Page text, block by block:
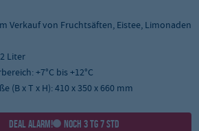
Verkauf von Fruchtsäften, Eistee, Limonaden
Liter
+7°C bis +12°C
(B x T x H): 410 x 350 x 660 mm
DEAL ALARM! NOCH 3 TG 7 STD